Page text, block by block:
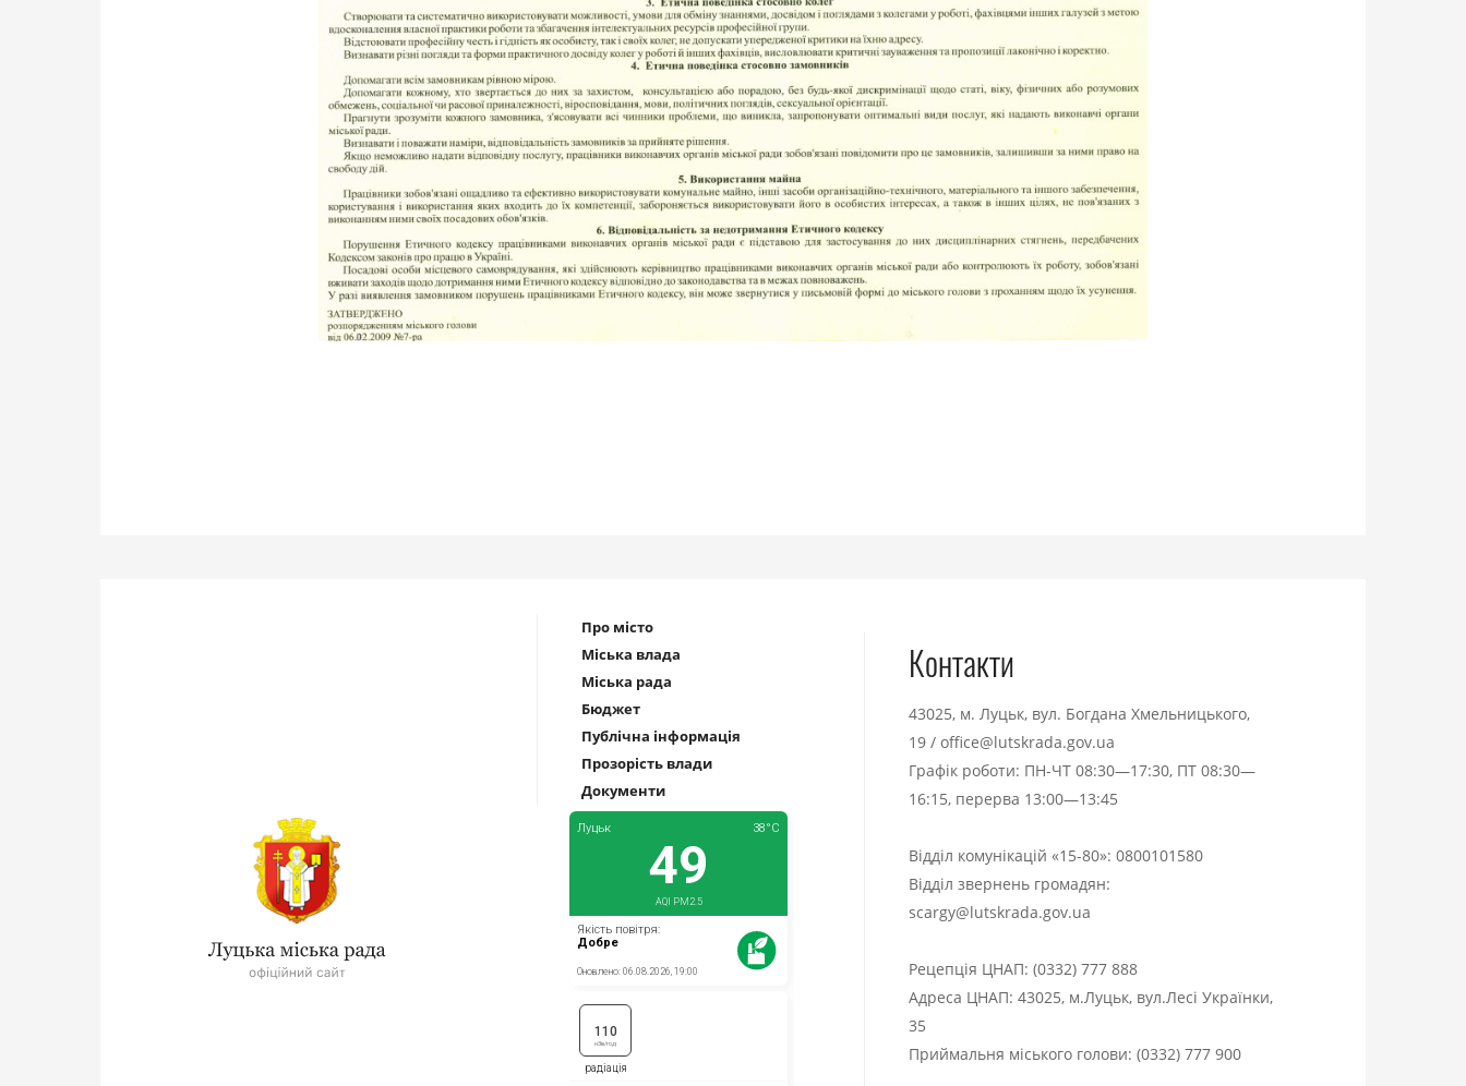
Про місто
Міська влада
Міська рада
Бюджет
Публічна інформація
Прозорість влади
Документи
Контакти
43025, м. Луцьк, вул. Богдана Хмельницького,
19 / office@lutskrada.gov.ua
Графік роботи: ПН-ЧТ 08:30—17:30, ПТ 08:30—
16:15, перерва 13:00—13:45
Відділ комунікацій «15-80»: 0800101580
Відділ звернень громадян:
scargy@lutskrada.gov.ua
Рецепція ЦНАП: (0332) 777 888
Адреса ЦНАП: 43025, м.Луцьк, вул.Лесі Українки,
35
Приймальня міського голови: (0332) 777 900